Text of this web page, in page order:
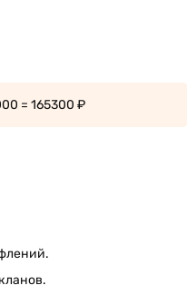
= 165300 ₽